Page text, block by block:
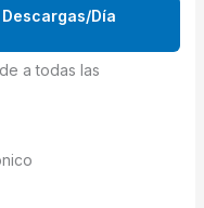
Día
a todas las